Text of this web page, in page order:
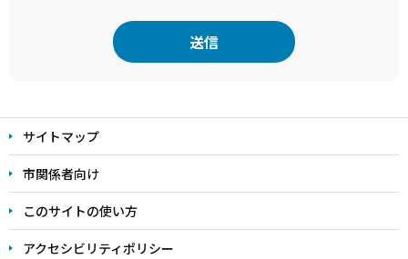
文
こ
こ
ま
で
サイトマップ
市関係者向け
このサイトの使い方
アクセシビリティポリシー